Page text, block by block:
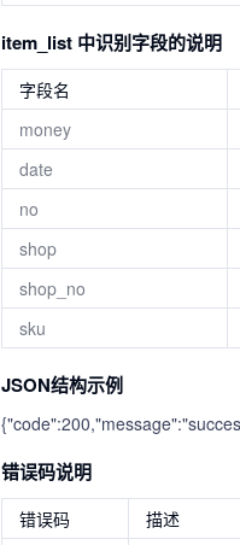
item_list 中识别字段的说明
字段名
money
date
no
shop
shop_no
sku
JSON结构示例
错误码说明
错误码
描述